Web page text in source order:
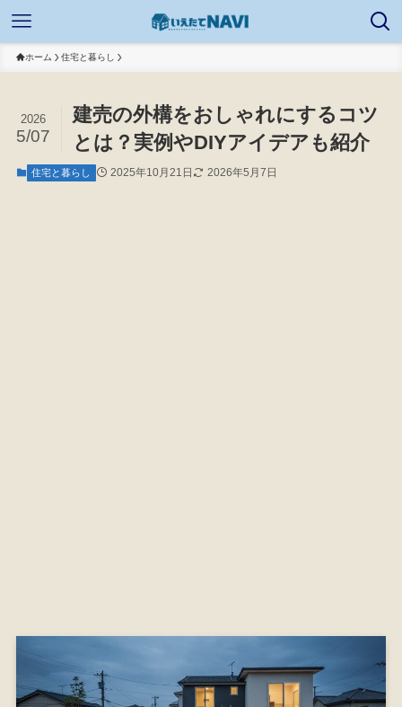
ホーム 住宅と暮らし
建売の外構をおしゃれにするコツ
とは？実例やDIYアイデアも紹介
2026
5/07
住宅と暮らし 2025年10月21日 2026年5月7日